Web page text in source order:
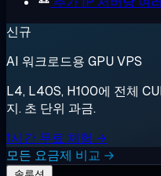
신규
AI 워크로드용 GPU VPS
L4, L40S, H100에 전체
지. 초 단위 과금.
1시간 무료 체험 →
모든 요금제 비교 →